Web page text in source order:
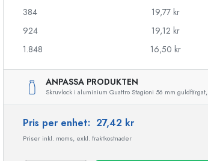
Cylinderflaskor
Ballongflaskor
384
19,77 kr
924
19,12 kr
1.848
16,50 kr
ANPASSA PRODUKTEN
Skruvlock i aluminium Quattro Stagioni 56 mm guldfärgat,
Pris per enhet: 27,42 kr
Priser inkl. moms, exkl. fraktkostnader